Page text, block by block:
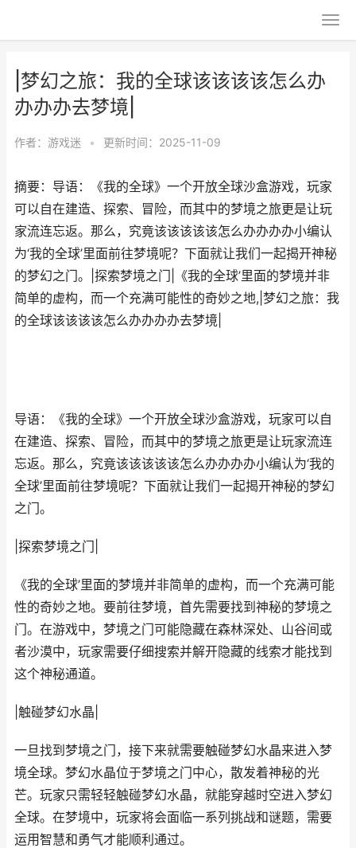
|梦幻之旅：我的全球该该该该怎么办
办办办去梦境|
作者： 游戏迷 • 更新时间：2025-11-09
摘要：导语：《我的全球》一个开放全球沙盒游戏，玩家
可以自在建造、探索、冒险，而其中的梦境之旅更是让玩
家流连忘返。那么，究竟该该该该该怎么办办办办小编认
为‘我的全球’里面前往梦境呢？下面就让我们一起揭开神秘
的梦幻之门。|探索梦境之门|《我的全球’里面的梦境并非
简单的虚构，而一个充满可能性的奇妙之地,|梦幻之旅：我
的全球该该该该怎么办办办办去梦境|
导语：《我的全球》一个开放全球沙盒游戏，玩家可以自
在建造、探索、冒险，而其中的梦境之旅更是让玩家流连
忘返。那么，究竟该该该该该怎么办办办办小编认为‘我的
全球’里面前往梦境呢？下面就让我们一起揭开神秘的梦幻
之门。
|探索梦境之门|
《我的全球’里面的梦境并非简单的虚构，而一个充满可能
性的奇妙之地。要前往梦境，首先需要找到神秘的梦境之
门。在游戏中，梦境之门可能隐藏在森林深处、山谷间或
者沙漠中，玩家需要仔细搜索并解开隐藏的线索才能找到
这个神秘通道。
|触碰梦幻水晶|
一旦找到梦境之门，接下来就需要触碰梦幻水晶来进入梦
境全球。梦幻水晶位于梦境之门中心，散发着神秘的光
芒。玩家只需轻轻触碰梦幻水晶，就能穿越时空进入梦幻
全球。在梦境中，玩家将会面临一系列挑战和谜题，需要
运用智慧和勇气才能顺利通过。